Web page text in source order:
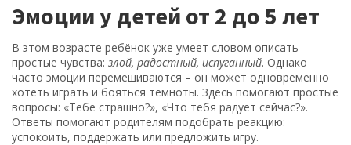
Эмоции у детей от 2 до 5 лет
В этом возрасте ребёнок уже умеет словом описать
простые чувства: злой, радостный, испуганный. Однако
часто эмоции перемешиваются – он может одновременно
хотеть играть и бояться темноты. Здесь помогают простые
вопросы: «Тебе страшно?», «Что тебя радует сейчас?».
Ответы помогают родителям подобрать реакцию:
успокоить, поддержать или предложить игру.